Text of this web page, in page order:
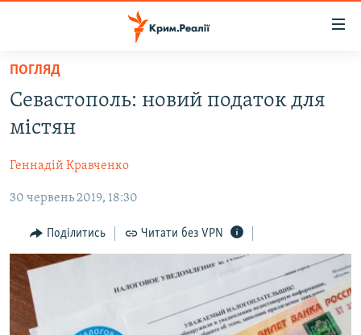
Перейти
основного
матеріалу
до
навігації
Перейти
пошуку
ПОЛІТИКА
БЛОГИ
ПОГЛЯД
ІНТЕРВ'Ю
ВСЕ ЗА ДЕНЬ
СПЕЦПРОЕКТИ
ПОГЛЯД
Севастополь: новий податок для
містян
Геннадій Кравченко
30 червень 2019, 18:30
Поділитись Читати без VPN